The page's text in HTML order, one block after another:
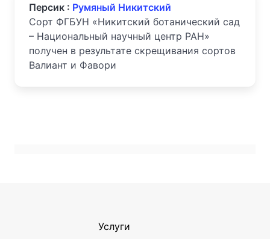
Персик : Румяный Никитский
Сорт ФГБУН «Никитский ботанический сад
– Национальный научный центр РАН»
получен в результате скрещивания сортов
Валиант и Фавори
Услуги